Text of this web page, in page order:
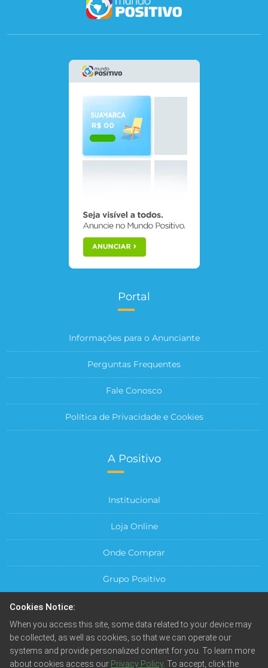
Portal
Informações para o Anunciante
Perguntas Frequentes
Fale Conosco
Política de Privacidade e Cookies
A Positivo
Institucional
Loja Online
Onde Comprar
Grupo Positivo
Central do Cliente
Cookies Notice:
When you access this site, some data related to your device may
be collected, as well as cookies, so that we can operate our
systems and provide personalized content for you. To learn more
about cookies access our Privacy Policy. To accept, click the